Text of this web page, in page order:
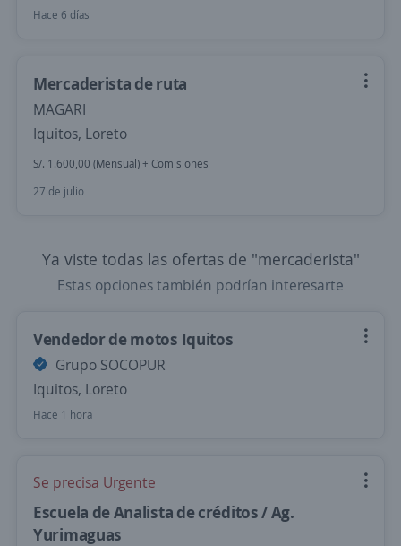
Hace 6 días
Mercaderista de ruta
MAGARI
Iquitos, Loreto
S/. 1.600,00 (Mensual) + Comisiones
27 de julio
Ya viste todas las ofertas de "mercaderista"
Estas opciones también podrían interesarte
Vendedor de motos Iquitos
Grupo SOCOPUR
Iquitos, Loreto
Hace 1 hora
Se precisa Urgente
Escuela de Analista de créditos / Ag.
Yurimaguas